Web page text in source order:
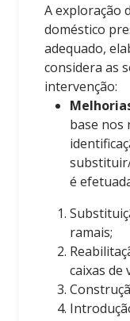
A exploração
doméstico
adequado,
considera as
intervenção:
base nos
é
ramais;
caixas de